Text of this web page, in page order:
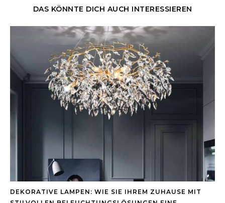
DAS KÖNNTE DICH AUCH INTERESSIEREN
DEKORATIVE LAMPEN: WIE SIE IHREM ZUHAUSE MIT